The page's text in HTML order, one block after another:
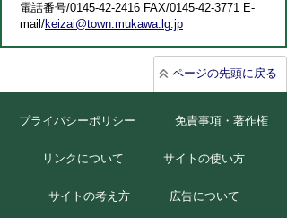
電話番号/0145-42-2416 FAX/0145-42-3771 E-
mail/keizai@town.mukawa.lg.jp
ページの先頭に戻る
プライバシーポリシー 免責事項・著作権
リンクについて サイトの使い方
サイトの考え方 広告について